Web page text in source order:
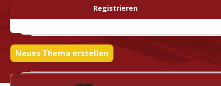
Registrieren
Neues Thema erstellen